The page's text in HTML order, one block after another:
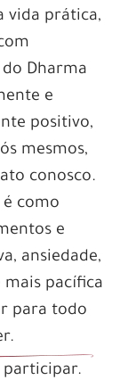
vida prática,
Dharma
e
positivo,
mesmos,
conosco.
como
e
ansiedade,
pacífica
para todo
participar.